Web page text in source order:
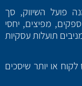
פועל השיווק, סך
מפיצים, יחסי
תועלות עסקיות
או יותר שיסכים